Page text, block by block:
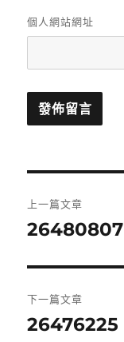
個人網站網址
章
覽
上一篇文章
上
篇
文
章:
26480807
下一篇文章
下
26476225